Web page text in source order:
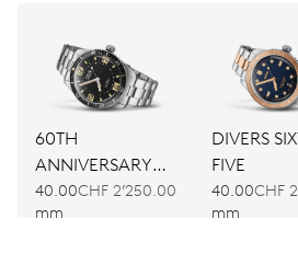
60TH
ANNIVERSARY
EDITION
40.00
mm
CHF 2’250.00
DIVERS
FIVE
40.00
mm
CHF